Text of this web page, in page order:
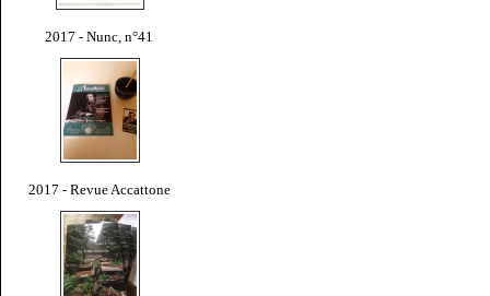
2017 - Nunc, n°41
2017 - Revue Accattone